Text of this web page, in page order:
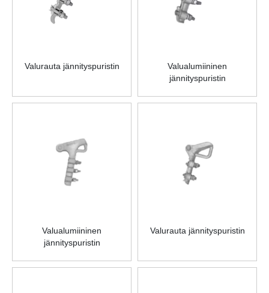
Valurauta jännityspuristin
Valualumiininen
jännityspuristin
Valualumiininen
jännityspuristin
Valurauta jännityspuristin